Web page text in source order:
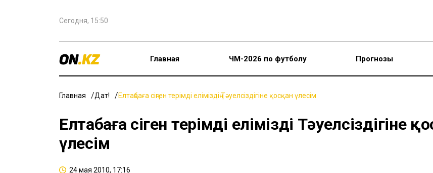
Сегодня, 15:50
Главная ЧМ-2026 по футболу Прогнозы
Главная Дат! Елтаңбаға сіңген терімді еліміздің Тәуелсіздігіне қосқан үлесім
Елтаңбаға сіңген терімді еліміздің Тәуелсіздігіне
үлесім
24 мая 2010, 17:16